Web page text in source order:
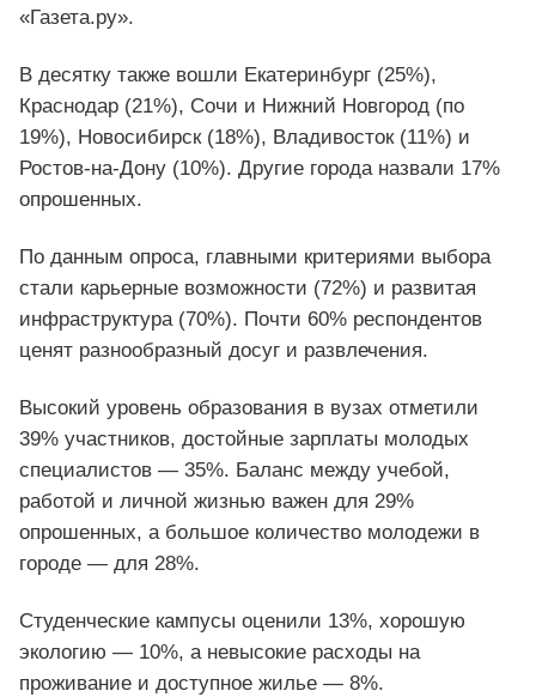
«Газета.ру».
В десятку также вошли Екатеринбург (25%),
Краснодар (21%), Сочи и Нижний Новгород (по
19%), Новосибирск (18%), Владивосток (11%) и
Ростов-на-Дону (10%). Другие города назвали 17%
опрошенных.
По данным опроса, главными критериями выбора
стали карьерные возможности (72%) и развитая
инфраструктура (70%). Почти 60% респондентов
ценят разнообразный досуг и развлечения.
Высокий уровень образования в вузах отметили
39% участников, достойные зарплаты молодых
специалистов — 35%. Баланс между учебой,
работой и личной жизнью важен для 29%
опрошенных, а большое количество молодежи в
городе — для 28%.
Студенческие кампусы оценили 13%, хорошую
экологию — 10%, а невысокие расходы на
проживание и доступное жилье — 8%.